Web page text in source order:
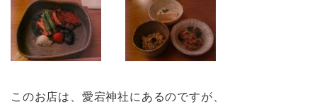
このお店は、愛宕神社にあるのですが、